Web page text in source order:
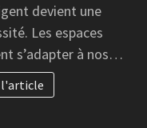
devient une
Les espaces
s’adapter à nos…
l'article